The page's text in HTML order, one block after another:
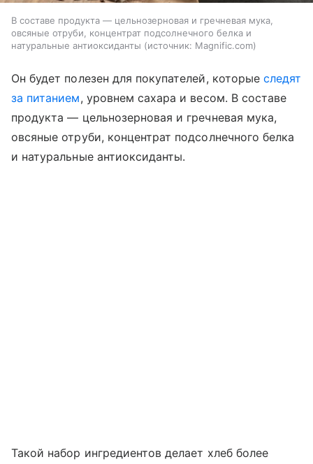
В составе продукта — цельнозерновая и гречневая мука,
овсяные отруби, концентрат подсолнечного белка и
натуральные антиоксиданты
источник: Magnific.com
Он будет полезен для покупателей, которыеследят
за питанием, уровнем сахара и весом. В составе
продукта — цельнозерновая и гречневая мука,
овсяные отруби, концентрат подсолнечного белка
и натуральные антиоксиданты.
Такой набор ингредиентов делает хлеб более